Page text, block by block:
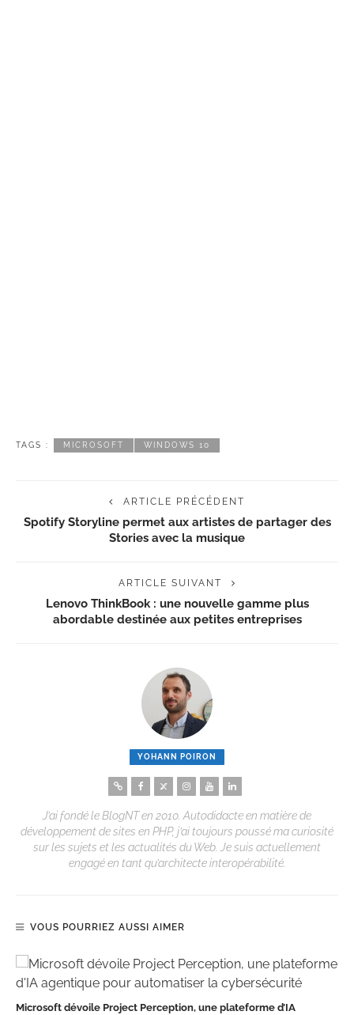
TAGS : MICROSOFT WINDOWS 10
ARTICLE PRÉCÉDENT
Spotify Storyline permet aux artistes de partager des
Stories avec la musique
ARTICLE SUIVANT
Lenovo ThinkBook : une nouvelle gamme plus
abordable destinée aux petites entreprises
YOHANN POIRON
J’ai fondé le BlogNT en 2010. Autodidacte en matière de
développement de sites en PHP, j’ai toujours poussé ma curiosité
sur les sujets et les actualités du Web. Je suis actuellement
engagé en tant qu’architecte interopérabilité.
VOUS POURRIEZ AUSSI AIMER
Microsoft dévoile Project Perception, une plateforme d’IA